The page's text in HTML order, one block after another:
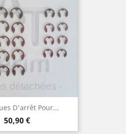
D'arrêt Pour...
Preis
50,90 €